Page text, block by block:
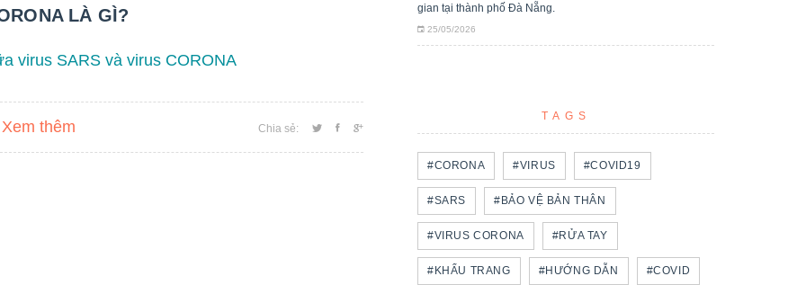
LÀ GÌ?
virus SARS và virus CORONA
Xem thêm Chia sẻ:
gian tại thành phố Đà Nẵng.
25/05/2026
TAGS
#CORONA #VIRUS #COVID19
#SARS #BẢO VỆ BẢN THÂN
#VIRUS CORONA #RỬA TAY
#KHẨU TRANG #HƯỚNG DẪN #COVID